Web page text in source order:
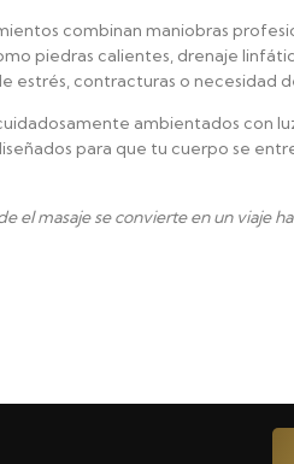
combinan maniobras
piedras calientes, drenaje
estrés, contracturas o necesidad
ambientados con
para que tu cuerpo se
el masaje se convierte en un viaje